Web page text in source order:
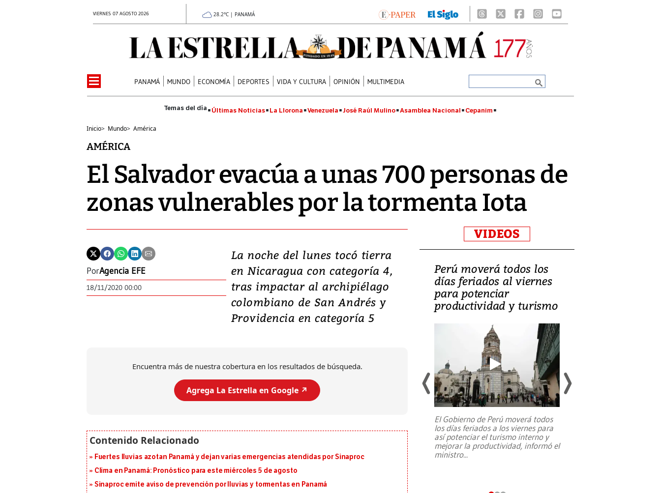
VIERNES 07 AGOSTO 2026 28.2°C | PANAMÁ
PANAMÁ MUNDO ECONOMÍA DEPORTES VIDA Y CULTURA OPINIÓN MULTIMEDIA
Últimas Noticias La Llorona Venezuela José Raúl Mulino Asamblea Nacional Cepanim
Inicio> Mundo> América
AMÉRICA
El Salvador evacúa a unas 700 personas de
zonas vulnerables por la tormenta Iota
PorAgencia EFE
18/11/2020 00:00
La noche del lunes tocó tierra
en Nicaragua con categoría 4,
tras impactar al archipiélago
colombiano de San Andrés y
Providencia en categoría 5
Encuentra más de nuestra cobertura en los resultados de búsqueda.
Agrega La Estrella en Google ↗️
Fuertes lluvias azotan Panamá y dejan varias emergencias atendidas por Sinaproc
Clima en Panamá: Pronóstico para este miércoles 5 de agosto
Sinaproc emite aviso de prevención por lluvias y tormentas en Panamá
VIDEOS
Video: Lula lanza su
candidatura con
promesas de inversión
en defensa, educación y
tierras raras
Entre recuerdos y escuetas
da Silva, oficializó este domingo su
candidatura
Perú moverá todos los
días feriados al viernes
para potenciar
productividad y turismo
El Gobierno de Perú moverá todos
los días feriados a los viernes para
así potenciar el turismo interno y
mejorar la productividad, informó el
ministro...